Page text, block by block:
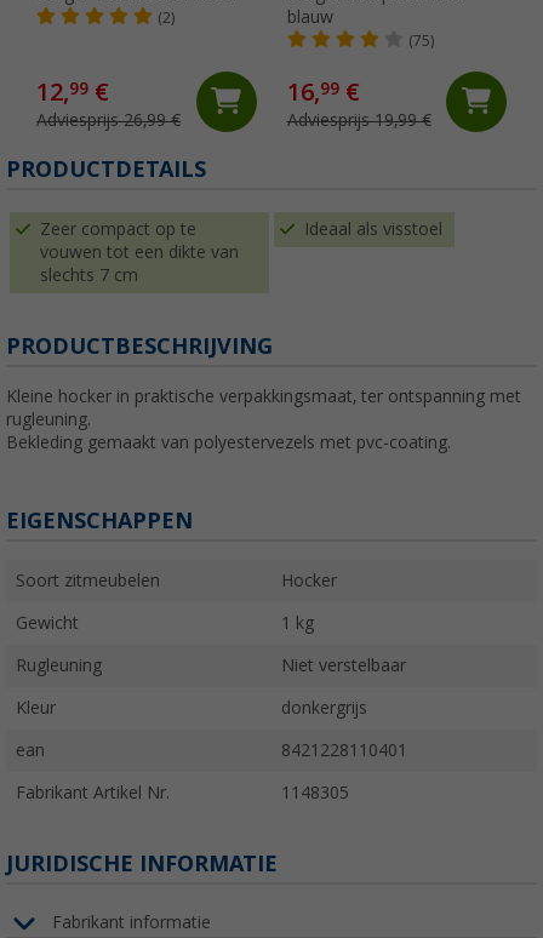
(2)
12,99 €
Adviesprijs 26,99 €
blauw
(75)
16,99€
Adviesprijs 19,99 €
PRODUCTDETAILS
Zeer compact op te
vouwen tot een dikte van
slechts 7 cm
Ideaal als visstoel
PRODUCTBESCHRIJVING
Kleine hocker in praktische verpakkingsmaat, ter ontspanning met
rugleuning.
Bekleding gemaakt van polyestervezels met pvc-coating.
EIGENSCHAPPEN
Soort zitmeubelen Hocker
Gewicht 1 kg
Rugleuning Niet verstelbaar
Kleur donkergrijs
ean 8421228110401
Fabrikant Artikel Nr. 1148305
JURIDISCHE INFORMATIE
Fabrikant informatie